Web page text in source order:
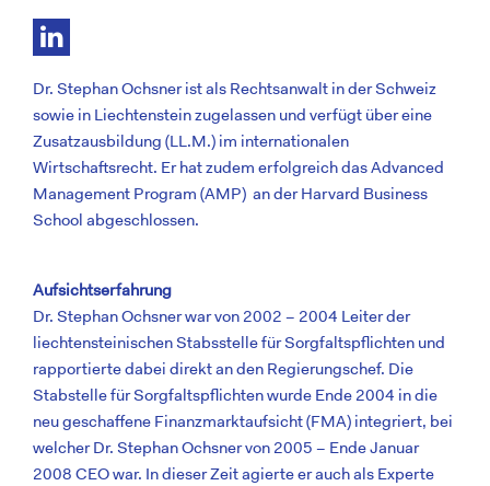
Dr. Stephan Ochsner ist als Rechtsanwalt in der Schweiz
sowie in Liechtenstein zugelassen und verfügt über eine
Zusatzausbildung (LL.M.) im internationalen
Wirtschaftsrecht. Er hat zudem erfolgreich das Advanced
Management Program (AMP) an derHarvard Business
School abgeschlossen.
Aufsichtserfahrung
Dr. Stephan Ochsner war von 2002 − 2004 Leiter der
liechtensteinischen Stabsstelle für Sorgfaltspflichten und
rapportierte dabei direkt an den Regierungschef. Die
Stabstelle für Sorgfaltspflichten wurde Ende 2004 in die
neu geschaffene Finanzmarktaufsicht (FMA) integriert, bei
welcher Dr. Stephan Ochsner von 2005 − Ende Januar
2008 CEO war. In dieser Zeit agierte er auch als Experte